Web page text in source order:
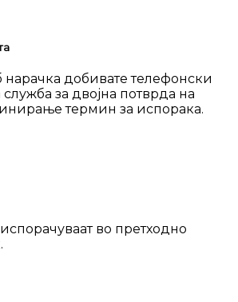
добивате телефонски
за двојна потврда на
термин за испорака.
во претходно